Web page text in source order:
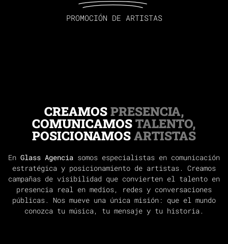
PROMOCIÓN DE ARTISTAS
CREAMOSPRESENCIA,
COMUNICAMOSTALENTO,
POSICIONAMOSARTISTAS
En Glass Agencia somos especialistas en comunicación
estratégica y posicionamiento de artistas. Creamos
campañas de visibilidad que convierten el talento en
presencia real en medios, redes y conversaciones
públicas. Nos mueve una única misión: que el mundo
conozca tu música, tu mensaje y tu historia.